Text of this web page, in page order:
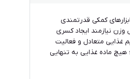
کمکی قدرتمندی
نیازمند ایجاد کسری
غذایی متعادل و فعالیت
ماده غذایی به تنهایی